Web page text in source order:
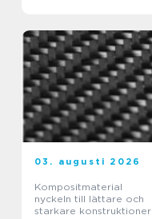
03. augusti 2026
Kompositmaterial
nyckeln till lättare och
starkare konstruktioner